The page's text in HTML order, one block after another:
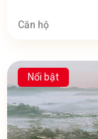
Căn hộ
Nổi bật